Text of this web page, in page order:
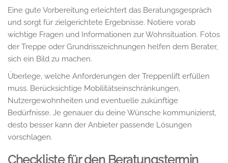
Eine gute Vorbereitung erleichtert das Beratungsgespräch
und sorgt für zielgerichtete Ergebnisse. Notiere vorab
wichtige Fragen und Informationen zur Wohnsituation. Fotos
der Treppe oder Grundrisszeichnungen helfen dem Berater,
sich ein Bild zu machen.
Überlege, welche Anforderungen der Treppenlift erfüllen
muss. Berücksichtige Mobilitätseinschränkungen,
Nutzergewohnheiten und eventuelle zukünftige
Bedürfnisse. Je genauer du deine Wünsche kommunizierst,
desto besser kann der Anbieter passende Lösungen
vorschlagen.
Checkliste für den Beratungstermin